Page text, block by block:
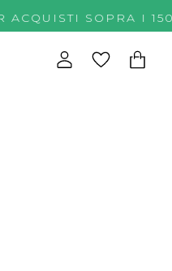
ACQUISTI